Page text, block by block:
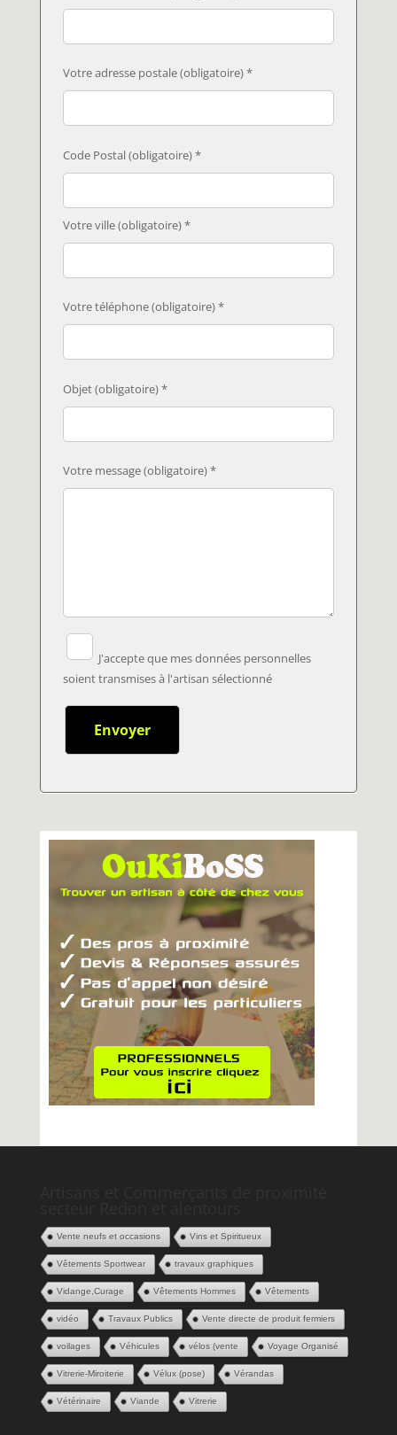
Votre adresse postale (obligatoire) *
Code Postal (obligatoire) *
Votre ville (obligatoire) *
Votre téléphone (obligatoire) *
Objet (obligatoire) *
Votre message (obligatoire) *
J'accepte que mes données personnelles
soient transmises à l'artisan sélectionné
Vente neufs et occasions Vins et Spiritueux
Vêtements Sportwear travaux graphiques
Vidange,Curage Vêtements Hommes Vêtements
vidéo Travaux Publics Vente directe de produit fermiers
voilages Véhicules vélos (vente Voyage Organisé
Vitrerie-Miroiterie Vélux (pose) Vérandas
Vétérinaire Viande Vitrerie